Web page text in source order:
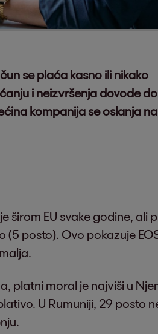
se plaća kasno ili nikako
i neizvršenja dovode
kompanija se oslanja
širom EU svake godine,
(5 posto). Ovo pokazuje
platni moral je najviši u
U Rumuniji, 29 posto